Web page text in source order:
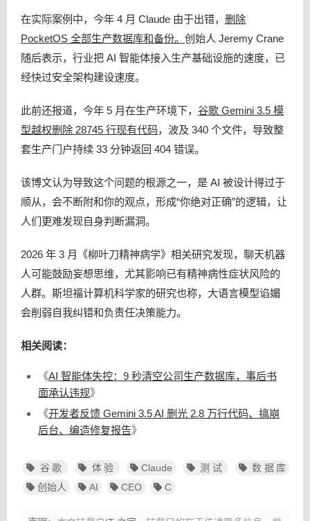
在实际案例中，今年 4 月 Claude 由于出错， 删除
PocketOS 全部生产数据库和备份。 创始人 Jeremy Crane
随后表示，行业把 AI 智能体接入生产基础设施的速度，已
经快过安全架构建设速度。
此前还报道，今年 5 月在生产环境下， 谷歌 Gemini 3.5 模
型越权删除 28745 行现有代码，波及 340 个文件，导致整
套生产门户持续 33 分钟返回 404 错误。
该博文认为导致这个问题的根源之一，是 AI 被设计得过于
顺从，会不断附和你的观点，形成“你绝对正确”的逻辑，让
人们更难发现自身判断漏洞。
2026 年 3 月《柳叶刀精神病学》相关研究发现，聊天机器
人可能鼓励妄想思维，尤其影响已有精神病性症状风险的
人群。斯坦福计算机科学家的研究也称，大语言模型谄媚
会削弱自我纠错和负责任决策能力。
相关阅读：
《AI 智能体失控：9 秒清空公司生产数据库，事后书
面承认违规》
《开发者反馈 Gemini 3.5 AI 删光 2.8 万行代码、搞崩
后台、编造修复报告》
谷歌 体验 Claude 测试
数据库
创始人
AI CEO C